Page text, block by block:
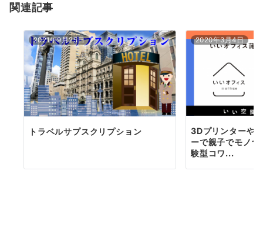
ン
関連記事
2021年9月25日
トラベルサプスクリプション
2020年3月4日
3Dプリンターや
ーで親子でモノ
験型コワ...